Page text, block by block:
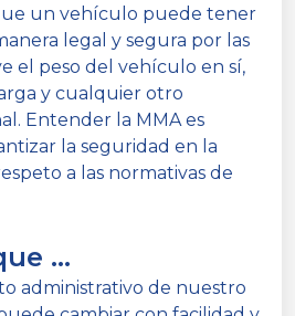
un vehículo puede tener
legal y segura por las
el peso del vehículo en sí,
y cualquier otro
Entender la MMA es
la seguridad en la
a las normativas de
...
administrativo de nuestro